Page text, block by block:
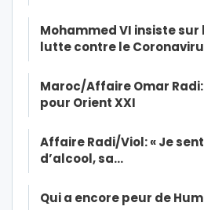
Mohammed VI insiste
lutte contre le
Maroc/Affaire Omar
pour Orient XXI
Affaire Radi/Viol: « Je
d’alcool, sa…
Qui a encore peur de